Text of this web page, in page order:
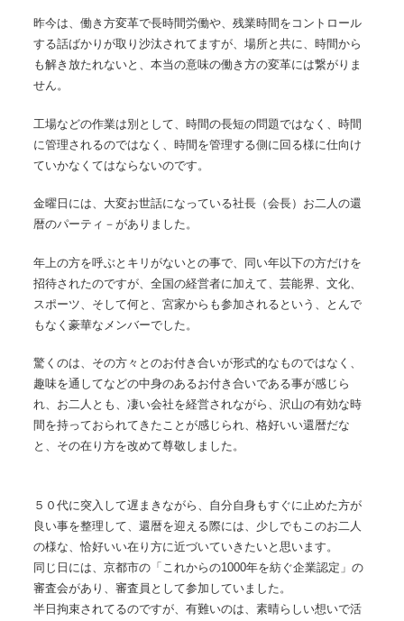
昨今は、働き方変革で長時間労働や、残業時間をコントロール
する話ばかりが取り沙汰されてますが、場所と共に、時間から
も解き放たれないと、本当の意味の働き方の変革には繋がりま
せん。
工場などの作業は別として、時間の長短の問題ではなく、時間
に管理されるのではなく、時間を管理する側に回る様に仕向け
ていかなくてはならないのです。
金曜日には、大変お世話になっている社長（会長）お二人の還
暦のパーティ－がありました。
年上の方を呼ぶとキリがないとの事で、同い年以下の方だけを
招待されたのですが、全国の経営者に加えて、芸能界、文化、
スポーツ、そして何と、宮家からも参加されるという、とんで
もなく豪華なメンバーでした。
驚くのは、その方々とのお付き合いが形式的なものではなく、
趣味を通してなどの中身のあるお付き合いである事が感じら
れ、お二人とも、凄い会社を経営されながら、沢山の有効な時
間を持っておられてきたことが感じられ、格好いい還暦だな
と、その在り方を改めて尊敬しました。
５０代に突入して遅まきながら、自分自身もすぐに止めた方が
良い事を整理して、還暦を迎える際には、少しでもこのお二人
の様な、恰好いい在り方に近づいていきたいと思います。
同じ日には、京都市の「これからの1000年を紡ぐ企業認定」の
審査会があり、審査員として参加していました。
半日拘束されてるのですが、有難いのは、素晴らしい想いで活